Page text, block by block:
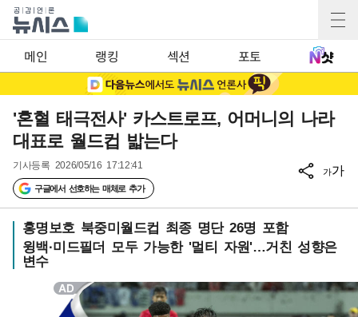
메인 랭킹 섹션 포토
'혼혈 태극전사' 카스트로프, 어머니의 나라
대표로 월드컵 밟는다
기사등록 2026/05/16 17:12:41
구글에서 선호하는 매체로 추가
가가
홍명보호 북중미월드컵 최종 명단 26명 포함
윙백·미드필더 모두 가능한 '멀티 자원'…거친 성향은
변수